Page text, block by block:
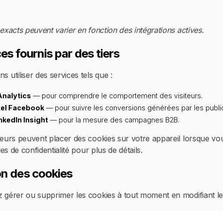
peuvent varier en fonction des intégrations actives.
fournis par des tiers
utiliser des services tels que :
— pour comprendre le comportement des visiteurs.
Facebook — pour suivre les conversions générées par les
Insight — pour la mesure des campagnes B2B.
peuvent placer des cookies sur votre appareil lorsque
de confidentialité pour plus de détails.
des cookies
gérer ou supprimer les cookies à tout moment en modifiant